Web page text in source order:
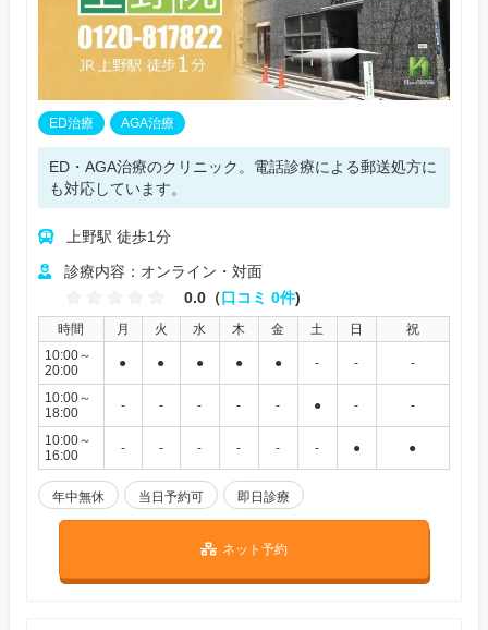
ED治療 AGA治療
ED・AGA治療のクリニック。電話診療による郵送処方に
も対応しています。
上野駅 徒歩1分
診療内容：オンライン・対面
0.0（口コミ 0件)
時間 月 火 水 木 金 土 日
祝
10:00～
20:00
● ● ● ● ● - - -
10:00～
18:00
- - - - - ● - -
10:00～
16:00
- - - - - - ● ●
年中無休 当日予約可 即日診療
ネット予約